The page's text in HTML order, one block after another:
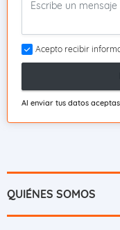
Acepto recibir
Al enviar tus datos
QUIÉNES SOMOS